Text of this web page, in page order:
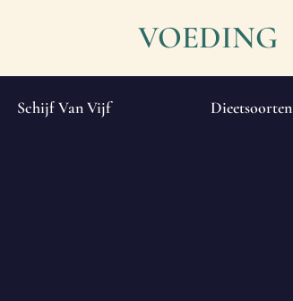
VOEDING
Schijf Van Vijf Dieetsoorten